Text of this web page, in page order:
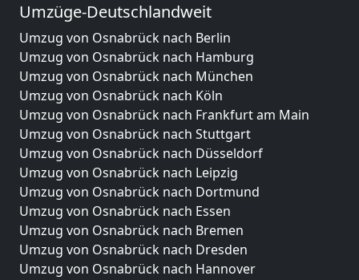
Umzüge-Deutschlandweit
Umzug von Osnabrück nach Berlin
Umzug von Osnabrück nach Hamburg
Umzug von Osnabrück nach München
Umzug von Osnabrück nach Köln
Umzug von Osnabrück nach Frankfurt am Main
Umzug von Osnabrück nach Stuttgart
Umzug von Osnabrück nach Düsseldorf
Umzug von Osnabrück nach Leipzig
Umzug von Osnabrück nach Dortmund
Umzug von Osnabrück nach Essen
Umzug von Osnabrück nach Bremen
Umzug von Osnabrück nach Dresden
Umzug von Osnabrück nach Hannover